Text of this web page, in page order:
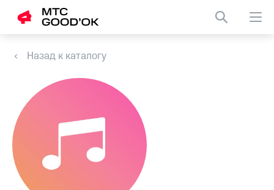
Назад к каталогу